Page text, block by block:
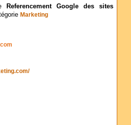
Referencement Google des sites
Marketing